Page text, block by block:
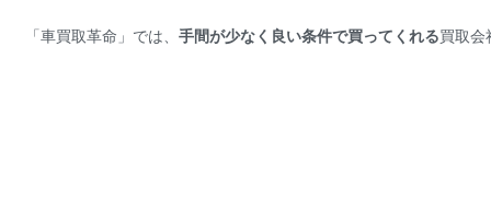
「車買取革命」では、手間が少なく良い条件で買ってくれる買取会